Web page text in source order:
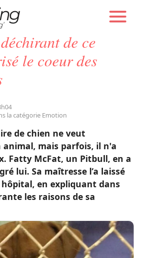
Chien
Faits Divers
Emotion
Tops
Sauvetages
Conso
EMOTION
de ce
le coeur des
la catégorie Emotion
de chien ne veut
mais parfois, il n'a
Fatty McFat, un Pitbull, en a
lui. Sa maîtresse l’a laissé
hôpital, en expliquant dans
les raisons de sa